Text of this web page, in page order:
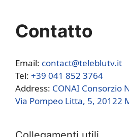
Contatto
Email: contact@teleblutv.it
Tel: +39 041 852 3764
Address: CONAI Consorzio
Via Pompeo Litta, 5, 20122